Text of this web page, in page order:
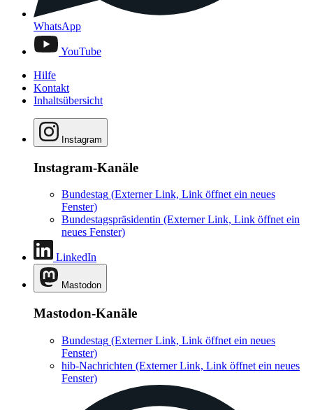
WhatsApp
YouTube
Hilfe
Kontakt
Inhaltsübersicht
Instagram
Instagram-Kanäle
Bundestag (Externer Link, Link öffnet ein neues
Fenster)
Bundestagspräsidentin (Externer Link, Link öffnet ein
neues Fenster)
LinkedIn
Mastodon
Mastodon-Kanäle
Bundestag (Externer Link, Link öffnet ein neues
Fenster)
hib-Nachrichten (Externer Link, Link öffnet ein neues
Fenster)